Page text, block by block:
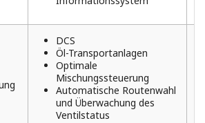
DCS
Öl-Transportanlagen
Optimale
Mischungssteuerung
Automatische Routenwahl
und Überwachung des
Ventilstatus